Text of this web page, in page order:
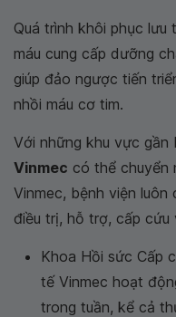
Quá trình khôi phục lưu
máu cung cấp dưỡng
giúp đảo ngược tiến
nhồi máu cơ tim.
Với những khu vực gần
Vinmec có thể chuyển
Vinmec, bệnh viện
điều trị, hỗ trợ, cấp
Khoa Hồi sức Cấp
tế Vinmec hoạt
trong tuần, kể cả